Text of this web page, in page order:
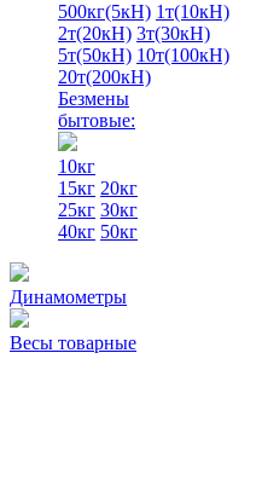
500кг(5кН) 1т(10кН)
2т(20кН) 3т(30кН)
5т(50кН) 10т(100кН)
20т(200кН)
Безмены
бытовые:
10кг
15кг 20кг
25кг 30кг
40кг 50кг
Динамометры
Весы товарные